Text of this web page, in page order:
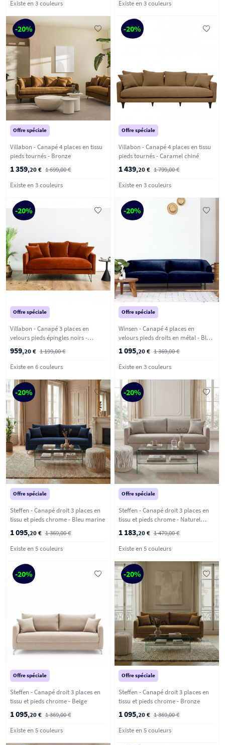
Existe en 3 couleurs Existe en 3 couleurs
-20%
Offre spéciale
Villabon - Canapé 4 places en tissu
pieds tournés - Bronze
1 359,20 € 1 699,00 €
Existe en 3 couleurs
-20%
Offre spéciale
Villabon - Canapé 4 places en tissu
pieds tournés - Caramel chiné
1 439,20 € 1 799,00 €
Existe en 3 couleurs
-20%
Offre spéciale
Villabon - Canapé 3 places en
velours pieds épingles noirs -
Rouille
959,20 € 1 199,00 €
Existe en 6 couleurs
-20%
Offre spéciale
Winsen - Canapé 4 places en
velours pieds droits en métal - Bleu
marine
1 095,20 € 1 369,00 €
Existe en 3 couleurs
-20%
Offre spéciale
Steffen - Canapé droit 3 places en
tissu et pieds chrome - Bleu marine
1 095,20 € 1 369,00 €
Existe en 5 couleurs
-20%
Offre spéciale
Steffen - Canapé droit 3 places en
tissu et pieds chrome - Naturel
chiné
1 183,20 € 1 479,00 €
Existe en 5 couleurs
-20%
Offre spéciale
Steffen - Canapé droit 3 places en
tissu et pieds chrome - Beige
1 095,20 € 1 369,00 €
Existe en 5 couleurs
-20%
Offre spéciale
Steffen - Canapé droit 3 places en
tissu et pieds chrome - Bronze
1 095,20 € 1 369,00 €
Existe en 5 couleurs